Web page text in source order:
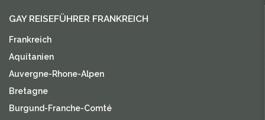
GAY REISEFÜHRER FRANKREICH
Frankreich
Aquitanien
Auvergne-Rhone-Alpen
Bretagne
Burgund-Franche-Comté